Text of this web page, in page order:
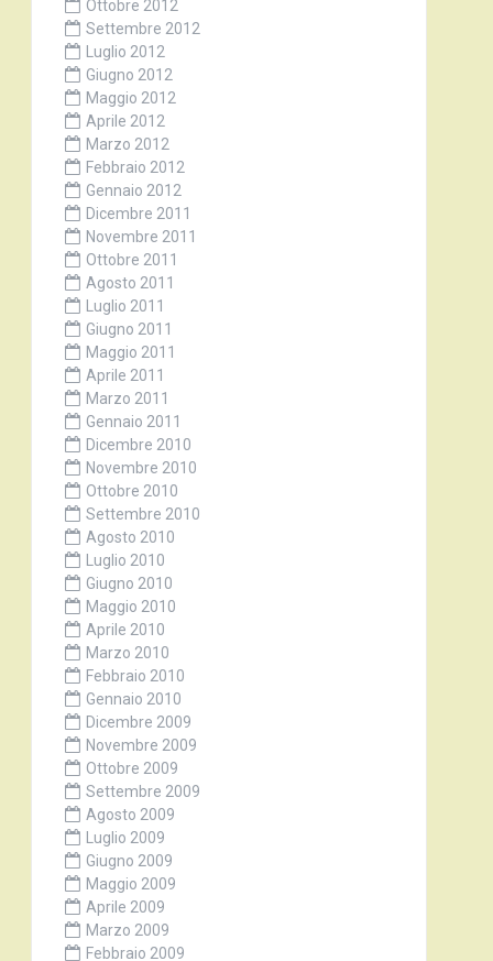
Ottobre 2012
Settembre 2012
Luglio 2012
Giugno 2012
Maggio 2012
Aprile 2012
Marzo 2012
Febbraio 2012
Gennaio 2012
Dicembre 2011
Novembre 2011
Ottobre 2011
Agosto 2011
Luglio 2011
Giugno 2011
Maggio 2011
Aprile 2011
Marzo 2011
Gennaio 2011
Dicembre 2010
Novembre 2010
Ottobre 2010
Settembre 2010
Agosto 2010
Luglio 2010
Giugno 2010
Maggio 2010
Aprile 2010
Marzo 2010
Febbraio 2010
Gennaio 2010
Dicembre 2009
Novembre 2009
Ottobre 2009
Settembre 2009
Agosto 2009
Luglio 2009
Giugno 2009
Maggio 2009
Aprile 2009
Marzo 2009
Febbraio 2009